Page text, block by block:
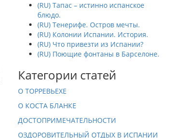
(RU) Тапас – истинно испанское
блюдо.
(RU) Тенерифе. Остров мечты.
(RU) Колонии Испании. История.
(RU) Что привезти из Испании?
(RU) Поющие фонтаны в Барселоне.
Категории статей
О ТОРРЕВЬЕХЕ
О КОСТА БЛАНКЕ
ДОСТОПРИМЕЧАТЕЛЬНОСТИ
ОЗДОРОВИТЕЛЬНЫЙ ОТДЫХ В ИСПАНИИ